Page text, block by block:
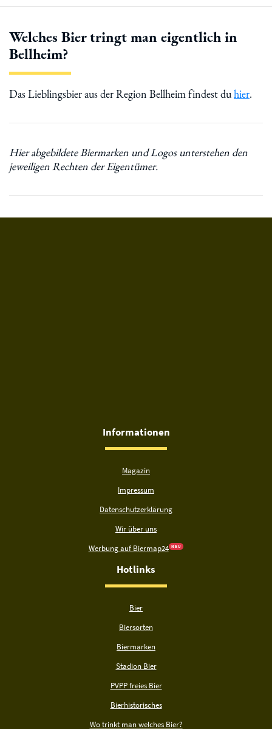
Welches Bier tringt man eigentlich in
Bellheim?
Das Lieblingsbier aus der Region Bellheim findest duhier.
Informationen
Magazin
Impressum
Datenschutzerklärung
Wir über uns
Werbung auf Biermap24 N E U
Hotlinks
Bier
Biersorten
Biermarken
Stadion Bier
PVPP freies Bier
Bierhistorisches
Wo trinkt man welches Bier?